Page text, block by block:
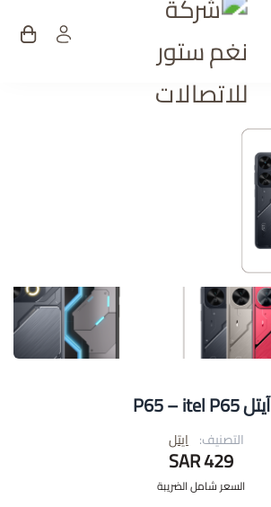
شركة نغم ستور
آيتل P65 – itel P65
التصنيف: ايتل
429 SAR
السعر شامل الضريبة